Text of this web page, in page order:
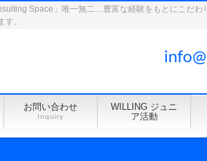
Space」唯一無二…豊富な経験をもとにこだわ
。
お問い合わせ
Inquiry
WILLING ジュニ
ア活動